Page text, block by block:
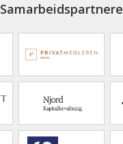
Samarbeidspartnere